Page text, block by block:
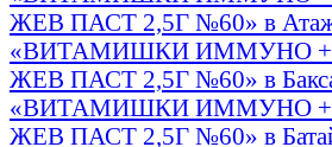
ЖЕВ ПАСТ 2,5Г №60» в
«ВИТАМИШКИ ИММУНО +
ЖЕВ ПАСТ 2,5Г №60» в
«ВИТАМИШКИ ИММУНО +
ЖЕВ ПАСТ 2,5Г №60» в